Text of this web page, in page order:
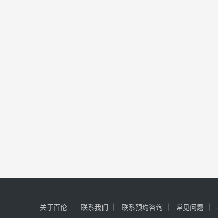
关于百伦 联系我们 联系预约咨询 常见问题